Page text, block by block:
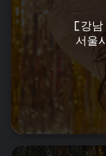
[강
서울